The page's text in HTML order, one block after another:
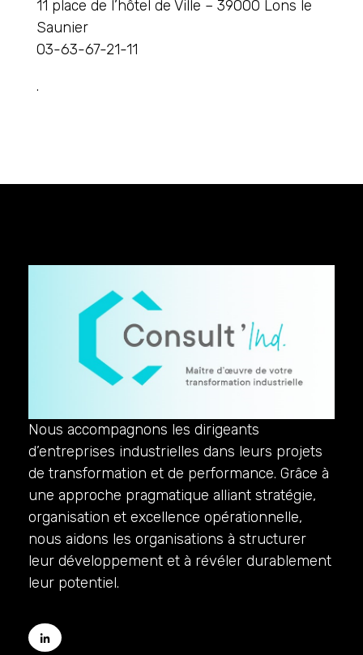
11 place de l’hôtel de Ville – 39000 Lons le
Saunier
03-63-67-21-11
.
Nous accompagnons les dirigeants
d’entreprises industrielles dans leurs projets
de transformation et de performance. Grâce à
une approche pragmatique alliant stratégie,
organisation et excellence opérationnelle,
nous aidons les organisations à structurer
leur développement et à révéler durablement
leur potentiel.